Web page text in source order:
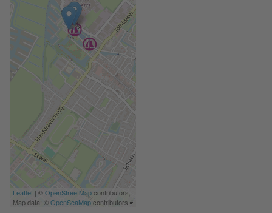
Leaflet | ©OpenStreetMapcontributors,
Map data: ©OpenSeaMapcontributors